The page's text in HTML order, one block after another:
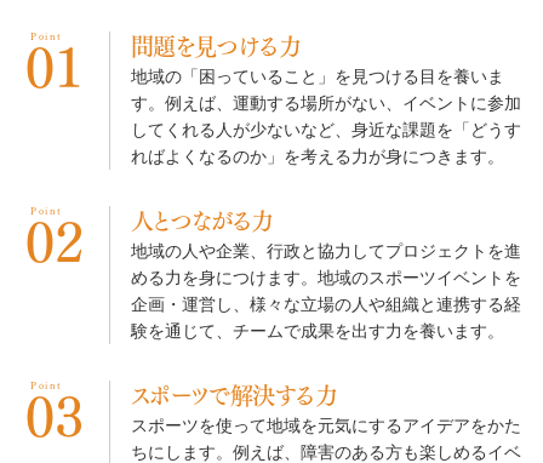
Point
01 問題を見つける力
地域の「困っていること」を見つける目を養いま
す。例えば、運動する場所がない、イベントに参加
してくれる人が少ないなど、身近な課題を「どうす
ればよくなるのか」を考える力が身につきます。
Point
02 人とつながる力
地域の人や企業、行政と協力してプロジェクトを進
める力を身につけます。地域のスポーツイベントを
企画・運営し、様々な立場の人や組織と連携する経
験を通じて、チームで成果を出す力を養います。
Point
03 スポーツで解決する力
スポーツを使って地域を元気にするアイデアをかた
ちにします。例えば、障害のある方も楽しめるイベ